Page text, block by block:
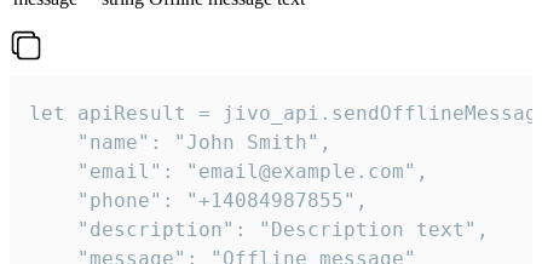
let apiResult =
    "name": "John Smith",
    "email": "email@example.com",
    "phone": "+14084987855",
    "description": "Description text",
    "message": "Offline message"